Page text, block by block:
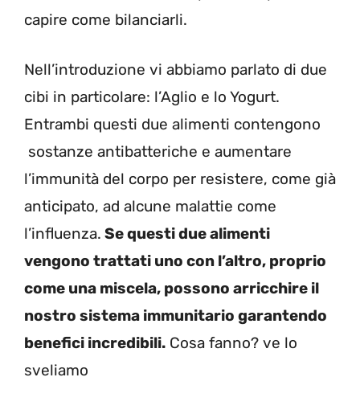
capire come bilanciarli.
Nell’introduzione vi abbiamo parlato di due
cibi in particolare: l’Aglio e lo Yogurt.
Entrambi questi due alimenti contengono
sostanze antibatteriche e aumentare
l’immunità del corpo per resistere, come già
anticipato, ad alcune malattie come
l’influenza. Se questi due alimenti
vengono trattati uno con l’altro, proprio
come una miscela, possono arricchire il
nostro sistema immunitario garantendo
benefici incredibili. Cosa fanno? ve lo
sveliamo